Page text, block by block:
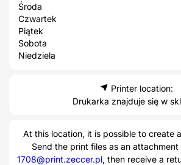
Środa
Czwartek
Piątek
Sobota
Niedziela
Printer location:
Drukarka znajduje się w
At this location, it is possible to create
Send the print files as an
1708@print.zeccer.pl, then receive a